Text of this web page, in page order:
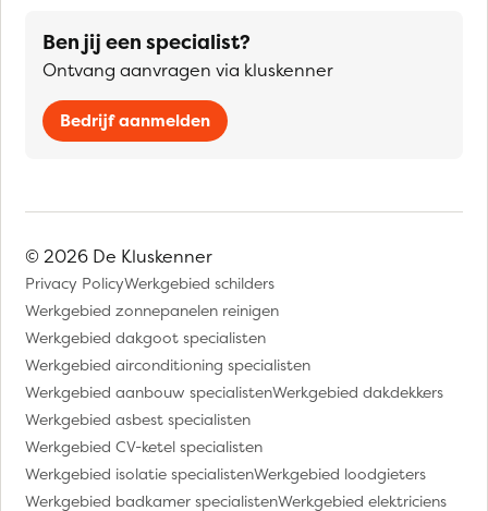
Ben jij een specialist?
Ontvang aanvragen via kluskenner
Bedrijf aanmelden
© 2026 De Kluskenner
Privacy PolicyWerkgebied schilders
Werkgebied zonnepanelen reinigen
Werkgebied dakgoot specialisten
Werkgebied airconditioning specialisten
Werkgebied aanbouw specialistenWerkgebied dakdekkers
Werkgebied asbest specialisten
Werkgebied CV-ketel specialisten
Werkgebied isolatie specialistenWerkgebied loodgieters
Werkgebied badkamer specialistenWerkgebied elektriciens